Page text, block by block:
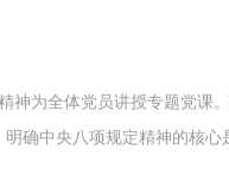
为全体党员讲授专题党课
确中央八项规定精神的核心